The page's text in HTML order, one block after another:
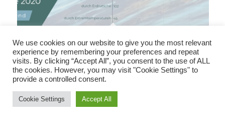
Neue Binnenflüchtlinge nach Fluchtursache
We use cookies on our website to give you the most relevant
experience by remembering your preferences and repeat
visits. By clicking “Accept All”, you consent to the use of ALL
the cookies. However, you may visit "Cookie Settings" to
provide a controlled consent.
Cookie Settings Accept All